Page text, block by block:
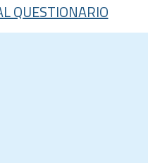
QUESTIONARIO